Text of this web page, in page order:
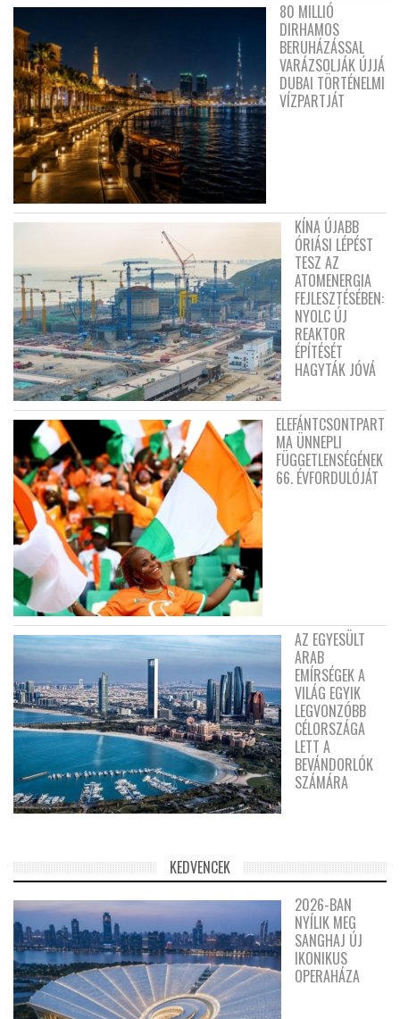
80 MILLIÓ
DIRHAMOS
BERUHÁZÁSSAL
VARÁZSOLJÁK ÚJJÁ
DUBAI TÖRTÉNELMI
VÍZPARTJÁT
KÍNA ÚJABB
ÓRIÁSI LÉPÉST
TESZ AZ
ATOMENERGIA
FEJLESZTÉSÉBEN:
NYOLC ÚJ
REAKTOR
ÉPÍTÉSÉT
HAGYTÁK JÓVÁ
ELEFÁNTCSONTPART
MA ÜNNEPLI
FÜGGETLENSÉGÉNEK
66. ÉVFORDULÓJÁT
AZ EGYESÜLT
ARAB
EMÍRSÉGEK A
VILÁG EGYIK
LEGVONZÓBB
CÉLORSZÁGA
LETT A
BEVÁNDORLÓK
SZÁMÁRA
KEDVENCEK
2026-BAN
NYÍLIK MEG
SANGHAJ ÚJ
IKONIKUS
OPERAHÁZA